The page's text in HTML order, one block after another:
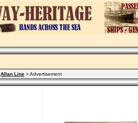
Allan Line > Advertisement